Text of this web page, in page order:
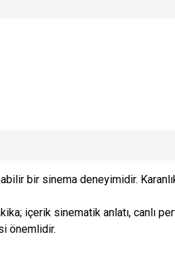
bir sinema deneyimidir.
içerik sinematik anlatı, canlı
önemlidir.